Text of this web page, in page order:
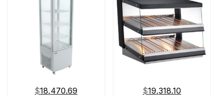
$18,470.69
$19,318.10